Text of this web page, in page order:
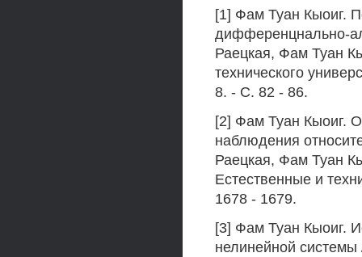
[1] Фам Туан Кыоиг.
дифференцнально-
Раецкая, Фам Туан
технического
8. - С. 82 - 86.
[2] Фам Туан Кыоиг.
наблюдения
Раецкая, Фам Туан
Естественные и
1678 - 1679.
[3] Фам Туан Кыоиг.
нелинейной